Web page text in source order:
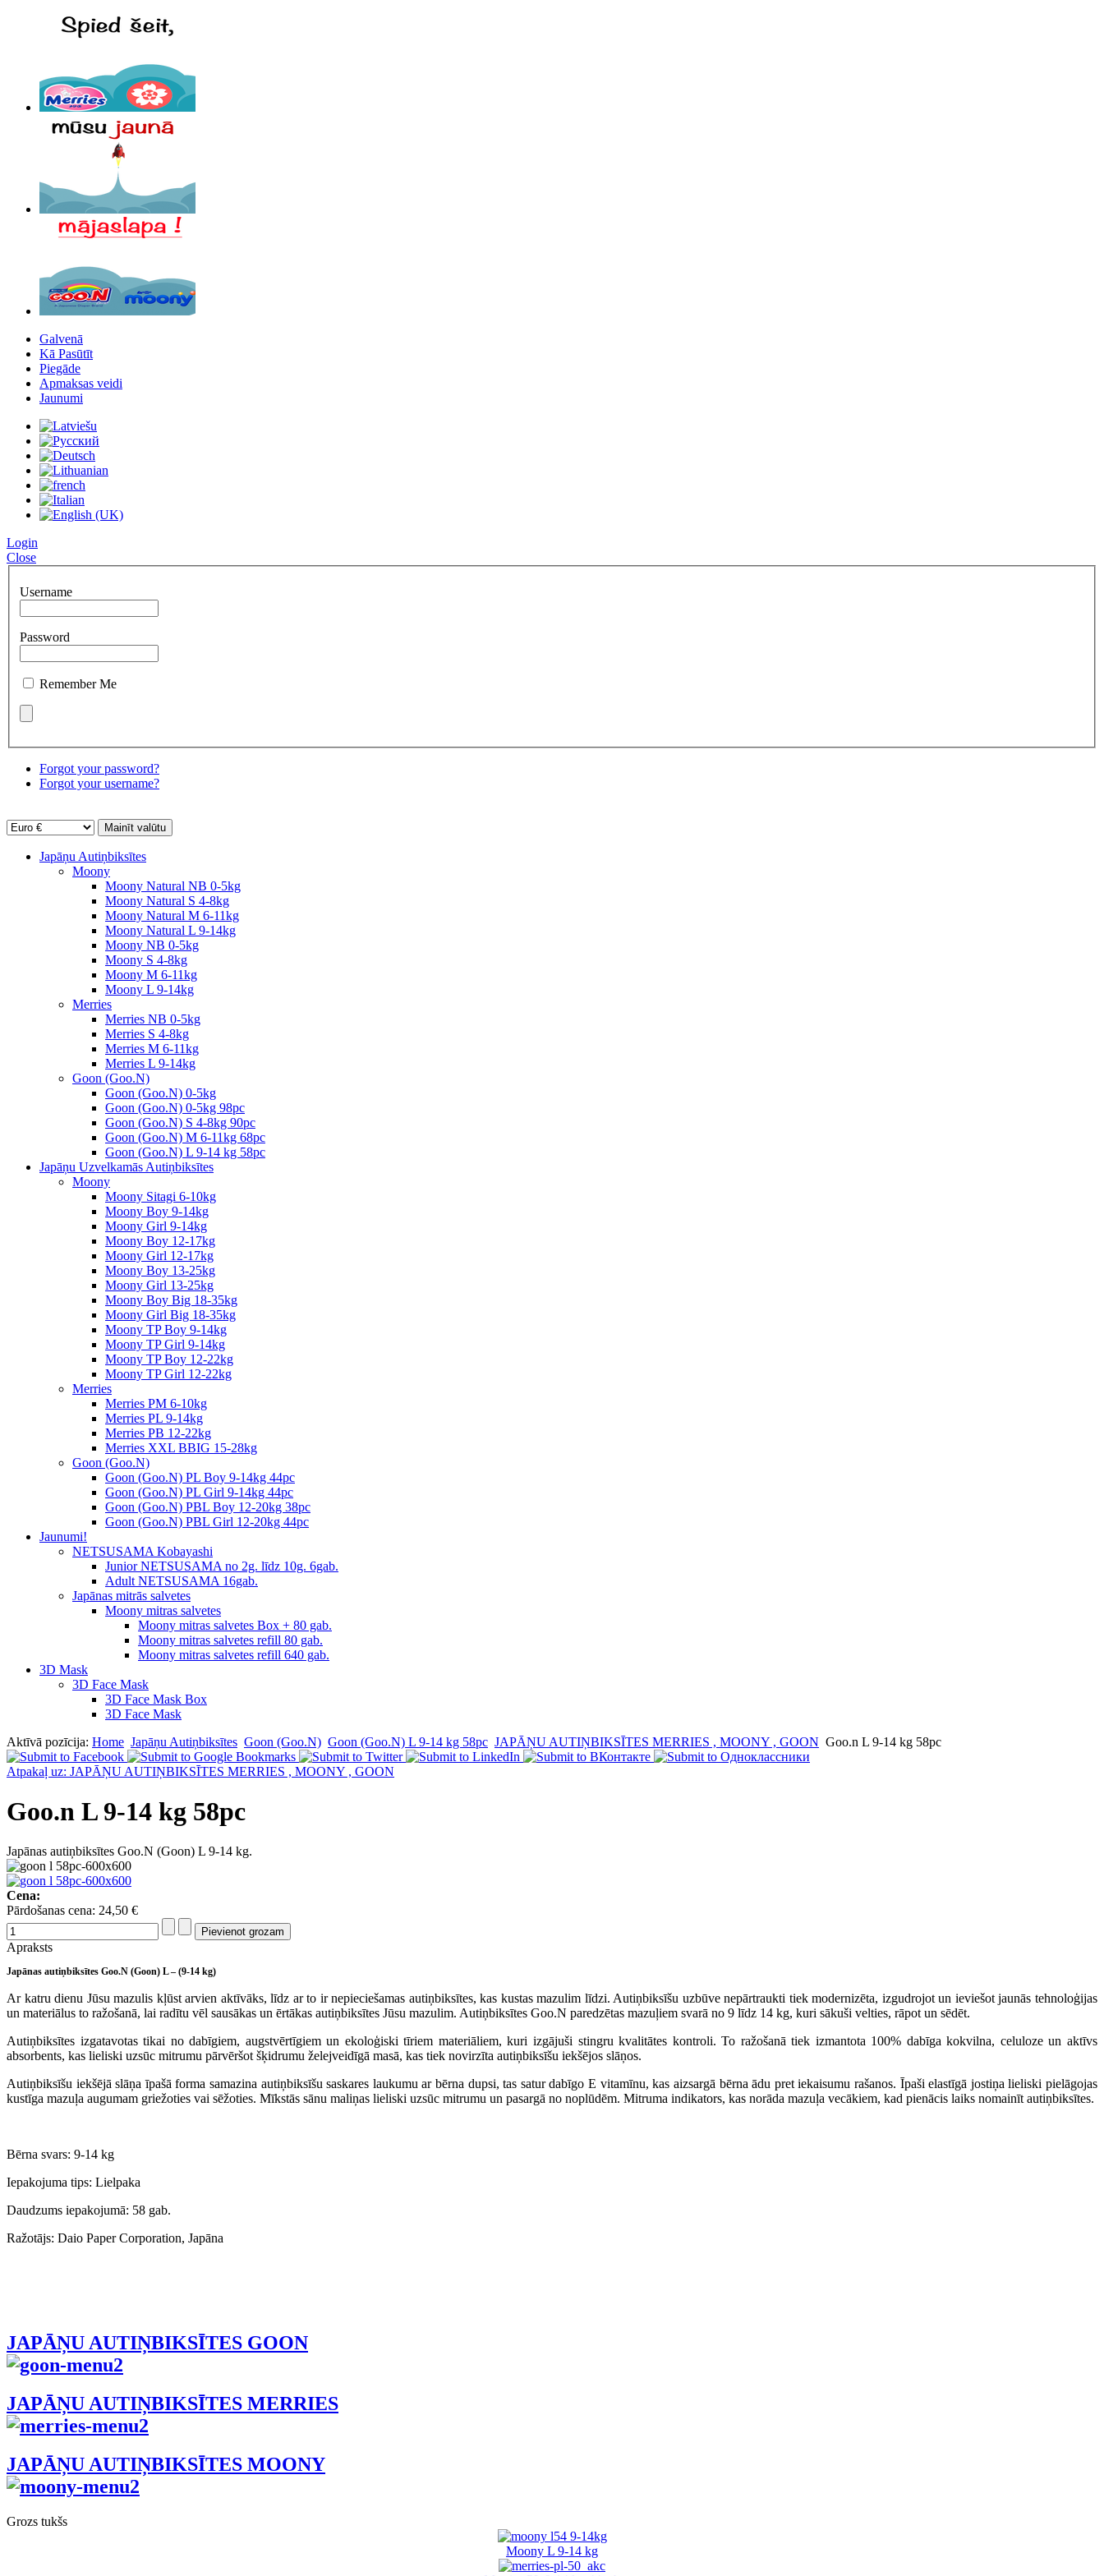
Galvenā
Kā Pasūtīt
Piegāde
Apmaksas veidi
Jaunumi
Login
Close
Username
Password
Remember Me
Forgot your password?
Forgot your username?
Japāņu Autiņbiksītes
Moony
Moony Natural NB 0-5kg
Moony Natural S 4-8kg
Moony Natural M 6-11kg
Moony Natural L 9-14kg
Moony NB 0-5kg
Moony S 4-8kg
Moony M 6-11kg
Moony L 9-14kg
Merries
Merries NB 0-5kg
Merries S 4-8kg
Merries M 6-11kg
Merries L 9-14kg
Goon (Goo.N)
Goon (Goo.N) 0-5kg
Goon (Goo.N) 0-5kg 98pc
Goon (Goo.N) S 4-8kg 90pc
Goon (Goo.N) M 6-11kg 68pc
Goon (Goo.N) L 9-14 kg 58pc
Japāņu Uzvelkamās Autiņbiksītes
Moony
Moony Sitagi 6-10kg
Moony Boy 9-14kg
Moony Girl 9-14kg
Moony Boy 12-17kg
Moony Girl 12-17kg
Moony Boy 13-25kg
Moony Girl 13-25kg
Moony Boy Big 18-35kg
Moony Girl Big 18-35kg
Moony TP Boy 9-14kg
Moony TP Girl 9-14kg
Moony TP Boy 12-22kg
Moony TP Girl 12-22kg
Merries
Merries PM 6-10kg
Merries PL 9-14kg
Merries PB 12-22kg
Merries XXL BBIG 15-28kg
Goon (Goo.N)
Goon (Goo.N) PL Boy 9-14kg 44pc
Goon (Goo.N) PL Girl 9-14kg 44pc
Goon (Goo.N) PBL Boy 12-20kg 38pc
Goon (Goo.N) PBL Girl 12-20kg 44pc
Jaunumi!
NETSUSAMA Kobayashi
Junior NETSUSAMA no 2g. līdz 10g. 6gab.
Adult NETSUSAMA 16gab.
Japānas mitrās salvetes
Moony mitras salvetes
Moony mitras salvetes Box + 80 gab.
Moony mitras salvetes refill 80 gab.
Moony mitras salvetes refill 640 gab.
3D Mask
3D Face Mask
3D Face Mask Box
3D Face Mask
Aktīvā pozīcija: Home Japāņu Autiņbiksītes Goon (Goo.N) Goon (Goo.N) L 9-14 kg 58pc JAPĀŅU AUTIŅBIKSĪTES MERRIES , MOONY , GOON Goo.n L 9-14 kg 58pc
Atpakaļ uz: JAPĀŅU AUTIŅBIKSĪTES MERRIES , MOONY , GOON
Goo.n L 9-14 kg 58pc
Japānas autiņbiksītes Goo.N (Goon) L 9-14 kg.
Cena:
Pārdošanas cena: 24,50 €
Apraksts
Japānas autiņbiksītes Goo.N (Goon) L – (9-14 kg)
Ar katru dienu Jūsu mazulis kļūst arvien aktīvāks, līdz ar to ir nepieciešamas autiņbiksītes, kas kustas mazulim līdzi. Autiņbiksīšu uzbūve nepārtraukti tiek modernizēta, izgudrojot un ieviešot jaunās tehnoloģijas
un materiālus to ražošanā, lai radītu vēl sausākas un ērtākas autiņbiksītes Jūsu mazulim. Autiņbiksītes Goo.N paredzētas mazuļiem svarā no 9 līdz 14 kg, kuri sākuši velties, rāpot un sēdēt.
Autiņbiksītes izgatavotas tikai no dabīgiem, augstvērtīgiem un ekoloģiski tīriem materiāliem, kuri izgājuši stingru kvalitātes kontroli. To ražošanā tiek izmantota 100% dabīga kokvilna, celuloze un aktīvs
absorbents, kas lieliski uzsūc mitrumu pārvēršot šķidrumu želejveidīgā masā, kas tiek novirzīta autiņbiksīšu iekšējos slāņos.
Autiņbiksīšu iekšējā slāņa īpašā forma samazina autiņbiksīšu saskares laukumu ar bērna dupsi, tas satur dabīgo E vitamīnu, kas aizsargā bērna ādu pret iekaisumu rašanos. Īpaši elastīgā jostiņa lieliski pielāgojas
kustīga mazuļa augumam griežoties vai sēžoties. Mīkstās sānu maliņas lieliski uzsūc mitrumu un pasargā no noplūdēm. Mitruma indikators, kas norāda mazuļa vecākiem, kad pienācis laiks nomainīt autiņbiksītes.
Bērna svars: 9-14 kg
Iepakojuma tips: Lielpaka
Daudzums iepakojumā: 58 gab.
Ražotājs: Daio Paper Corporation, Japāna
JAPĀŅU AUTIŅBIKSĪTES GOON
JAPĀŅU AUTIŅBIKSĪTES MERRIES
JAPĀŅU AUTIŅBIKSĪTES MOONY
Grozs tukšs
Moony L 9-14 kg